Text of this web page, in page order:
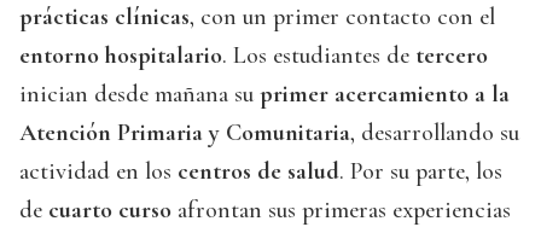
prácticas clínicas, con un primer contacto con el
entorno hospitalario. Los estudiantes de tercero
inician desde mañana su primer acercamiento a la
Atención Primaria y Comunitaria, desarrollando su
actividad en los centros de salud. Por su parte, los
de cuarto curso afrontan sus primeras experiencias